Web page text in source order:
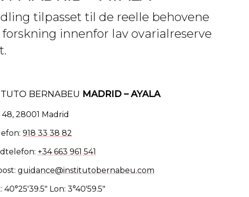
tilpasset til de reelle behovene
innenfor lav ovarialreserve
BERNABEU MADRID – AYALA
48, 28001 Madrid
918 33 38 82
+34 663 961 541
guidance@institutobernabeu.com
40°25'39.5" Lon: 3°40'59.5"